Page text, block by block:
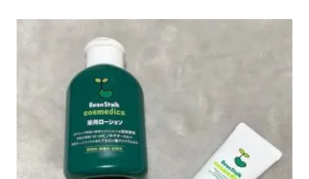
るのでオムツを履かせたりスキンケアがしやす
い💋
☑︎ コスパ💰
ローション ▶︎ 680円
クリーム ▶︎ 750円
お手頃なお値段なので手が出しやすい。
我が子に合うものって実際に使ってみないと分
からないから、コスパがいいのはすごく助かる！